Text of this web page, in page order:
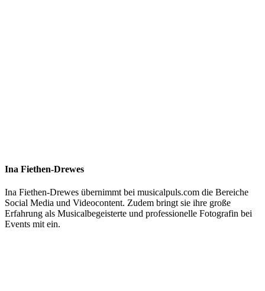
Ina Fiethen-Drewes
Ina Fiethen-Drewes übernimmt bei musicalpuls.com die Bereiche
Social Media und Videocontent. Zudem bringt sie ihre große
Erfahrung als Musicalbegeisterte und professionelle Fotografin bei
Events mit ein.